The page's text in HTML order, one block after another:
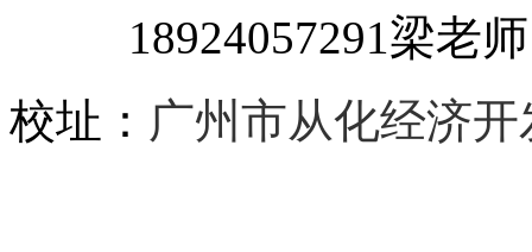
18924057291梁老师
校址： 广州市从化经济